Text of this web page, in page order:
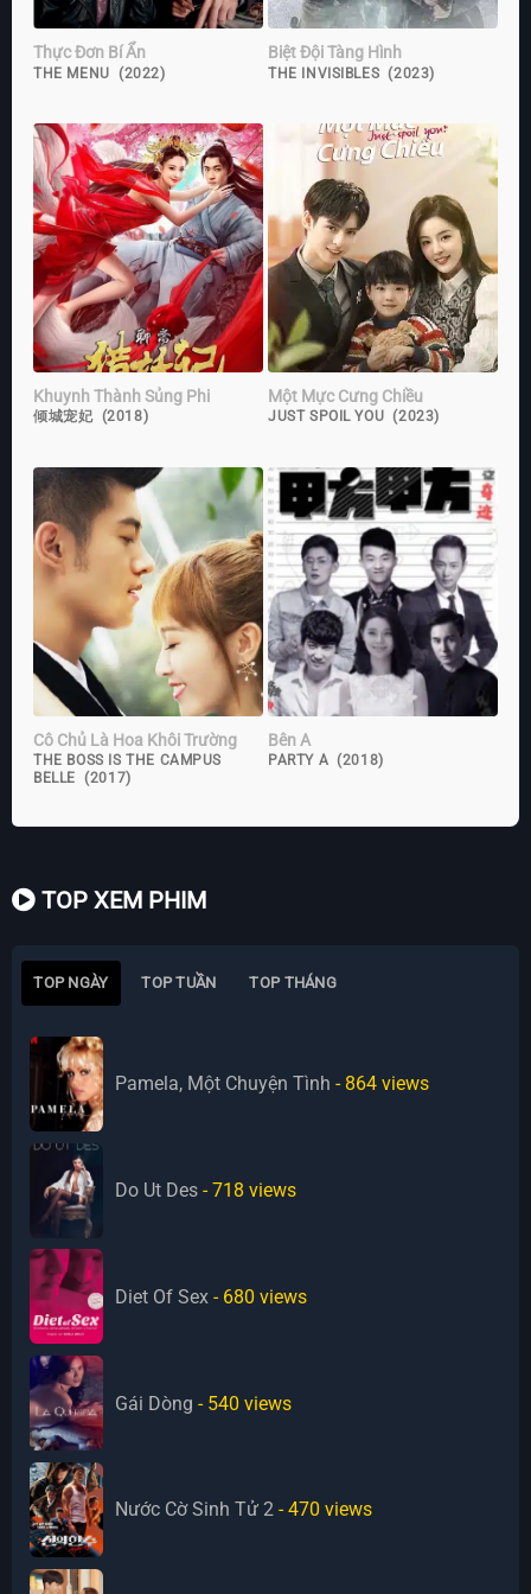
Thực Đơn Bí Ẩn
THE MENU (2022)
Biệt Đội Tàng Hình
THE INVISIBLES (2023)
Khuynh Thành Sủng Phi
倾城宠妃 (2018)
Một Mực Cưng Chiều
JUST SPOIL YOU (2023)
Cô Chủ Là Hoa Khôi Trường
THE BOSS IS THE CAMPUS
BELLE (2017)
Bên A
PARTY A (2018)
TOP XEM PHIM
TOP NGÀY TOP TUẦN TOP THÁNG
Pamela, Một Chuyện Tình - 864 views
Do Ut Des - 718 views
Diet Of Sex - 680 views
Gái Dòng - 540 views
Nước Cờ Sinh Tử 2 - 470 views